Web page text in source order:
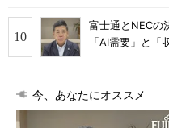
富士通とNECの
「AI需要」と「
今、あなたにオススメ